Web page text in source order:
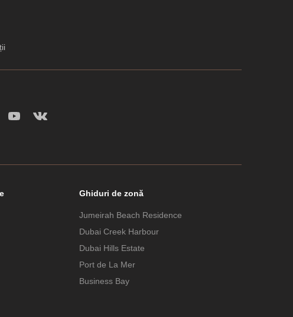
Ghiduri de zonă
Jumeirah Beach Residence
Dubai Creek Harbour
Dubai Hills Estate
Port de La Mer
Business Bay